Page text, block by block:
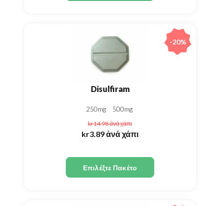
Disulfiram
250mg 500mg
kr14.98ἀνά χάπι
kr3.89ἀνά χάπι
Επιλέξτε Πακέτο
-20%